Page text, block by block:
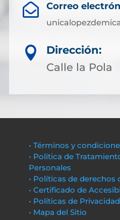
 Correo

Dirección:
Calle la Pola
• Términos y
• Política de
Personales
• Políticas de derechos
• Certificado de
• Políticas de
• Mapa del Sitio